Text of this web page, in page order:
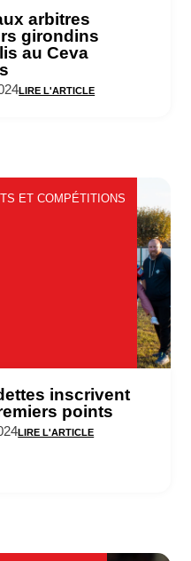
arbitres
girondins
au Ceva
LIRE L'ARTICLE
ET COMPÉTITIONS
inscrivent
points
LIRE L'ARTICLE